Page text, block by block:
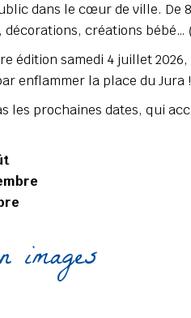
dans le cœur de ville. De
créations bébé…
édition samedi 4 juillet
enflammer la place du Jura !
les prochaines dates, qui
images